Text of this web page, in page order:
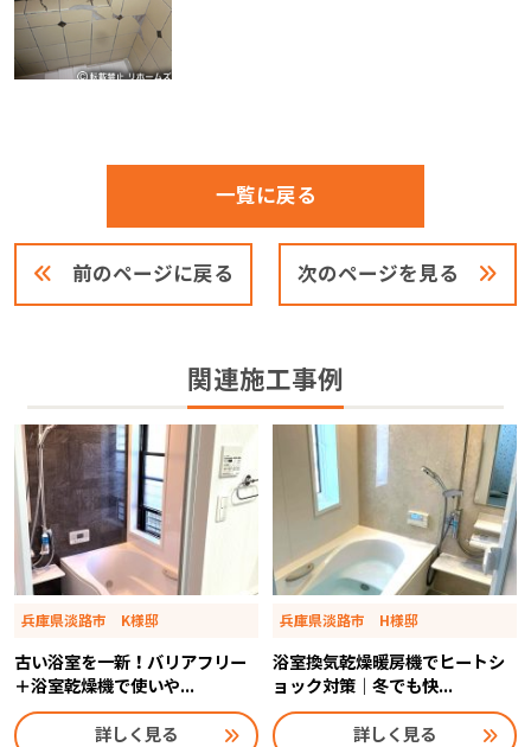
前のページに戻る
一覧に戻る
次のページを見る
関連施工事例
兵庫県淡路市 K様邸
古い浴室を一新！バリアフリー
＋浴室乾燥機で使いや...
詳しく見る
兵庫県淡路市 H様邸
浴室換気乾燥暖房機でヒートシ
ョック対策｜冬でも快...
詳しく見る